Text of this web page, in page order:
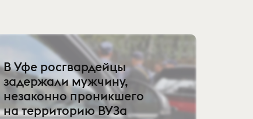
В Уфе росгвардейцы
задержали мужчину,
незаконно проникшего
на территорию ВУЗа